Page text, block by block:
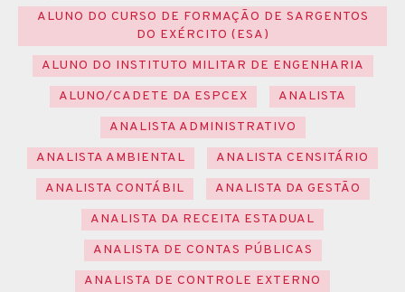
ALUNO DO CURSO DE FORMAÇÃO DE SARGENTOS
DO EXÉRCITO (ESA)
ALUNO DO INSTITUTO MILITAR DE ENGENHARIA
ALUNO/CADETE DA ESPCEX
ANALISTA
ANALISTA ADMINISTRATIVO
ANALISTA AMBIENTAL
ANALISTA CENSITÁRIO
ANALISTA CONTÁBIL
ANALISTA DA GESTÃO
ANALISTA DA RECEITA ESTADUAL
ANALISTA DE CONTAS PÚBLICAS
ANALISTA DE CONTROLE EXTERNO